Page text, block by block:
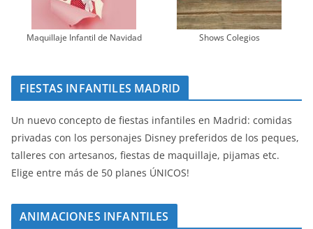
Maquillaje Infantil de Navidad Shows Colegios
FIESTAS INFANTILES MADRID
Un nuevo concepto de fiestas infantiles en Madrid: comidas
privadas con los personajes Disney preferidos de los peques,
talleres con artesanos, fiestas de maquillaje, pijamas etc.
Elige entre más de 50 planes ÚNICOS!
ANIMACIONES INFANTILES